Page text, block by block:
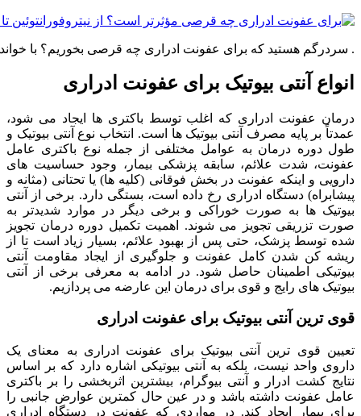
. سردرگم هستید که برای عفونت ادراری چه قرصی بخوریم؟ با
انواع آنتی بیوتیک برای عفونت ادراری
درمان عفونت ادراری که اغلب توسط باکتری ها ایجاد می شود،
عمدتاً بر پایه مصرف آنتی بیوتیک ها است. انتخاب نوع آنتی بیوتیک و
طول دوره درمان به عوامل مختلفی از جمله نوع باکتری عامل
عفونت، شدت علائم، سابقه پزشکی بیمار، وجود حساسیت های
دارویی و اینکه عفونت در بخش فوقانی (کلیه ها) یا تحتانی (مثانه و
پیشابراه) دستگاه ادراری رخ داده است، بستگی دارد. برخی از آنتی
بیوتیک ها به صورت خوراکی و برخی دیگر در موارد شدیدتر به
صورت تزریقی تجویز می شوند. اهمیت تکمیل دوره درمان تجویز
شده توسط پزشک، حتی پس از بهبود علائم، بسیار زیاد است تا از
ریشه کن شدن کامل عفونت و جلوگیری از ایجاد مقاومت آنتی
بیوتیکی اطمینان حاصل شود. در ادامه به معرفی برخی از آنتی
بیوتیک های رایج و قوی برای درمان این عارضه می پردازیم.
قوی ترین آنتی بیوتیک برای عفونت ادراری
تعیین قوی ترین آنتی بیوتیک برای عفونت ادراری به معنای یک
داروی واحد نیست، بلکه به آنتی بیوتیکی اشاره دارد که بر اساس
نتایج کشت ادرار و آنتی بیوگرام، بیشترین اثربخشی را بر باکتری
عامل عفونت داشته باشد و در عین حال کمترین عوارض جانبی را
برای بیمار ایجاد کند. در مواردی که عفونت در دستگاه ادراری